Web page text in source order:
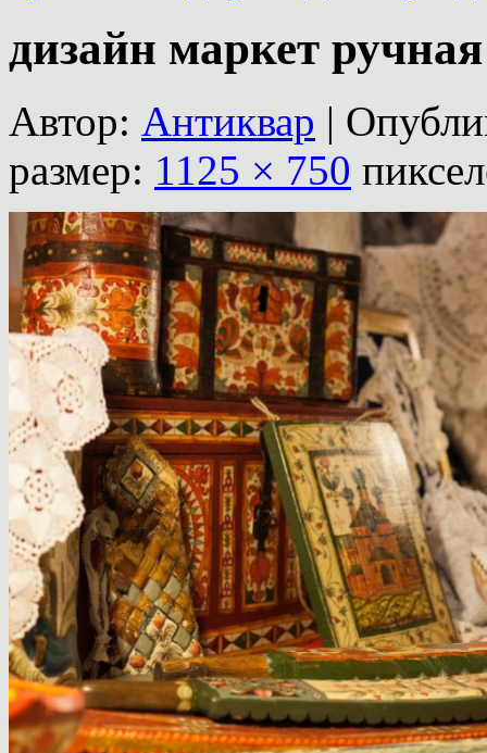
дизайн маркет
Автор: Антиквар |
размер: 1125 × 750